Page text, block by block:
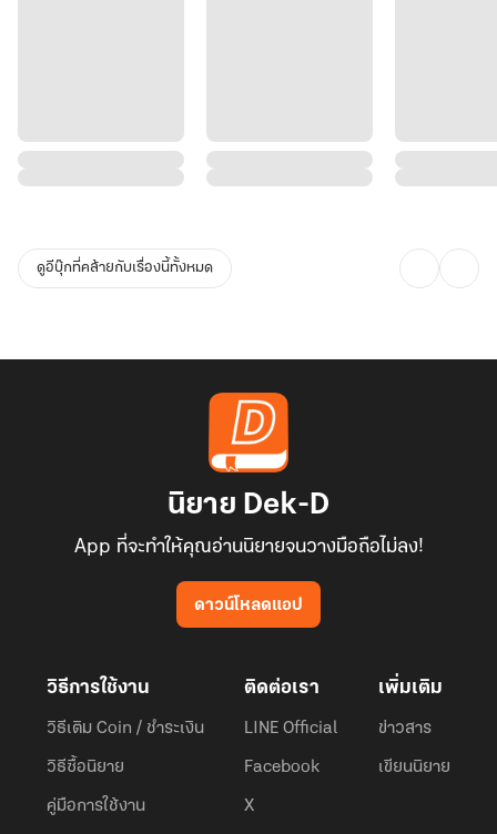
ดูอีบุ๊กที่คล้ายกับเรื่องนี้ทั้งหมด
นิยาย Dek-D
App ที่จะทำให้คุณอ่านนิยายจนวางมือถือไม่ลง!
ดาวน์โหลดแอป
วิธีการใช้งาน
วิธีเติม Coin / ชำระเงิน
วิธีซื้อนิยาย
คู่มือการใช้งาน
ติดต่อเรา
LINE Official
Facebook
X
เพิ่มเติม
ข่าวสาร
เขียนนิยาย